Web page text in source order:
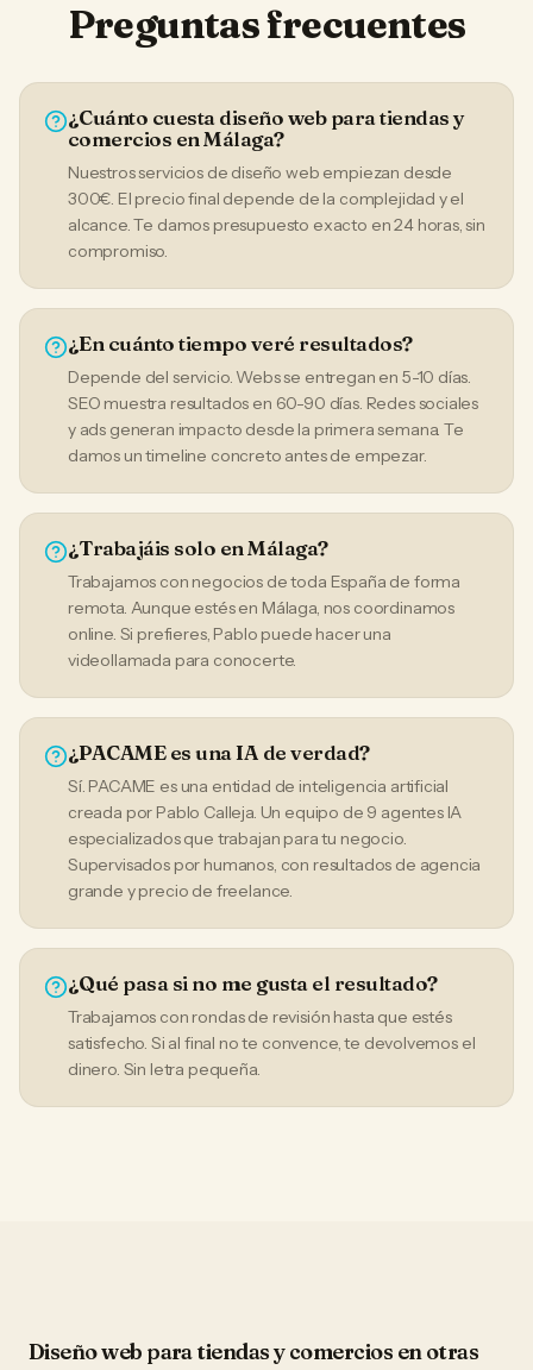
Preguntas frecuentes
¿Cuánto cuesta diseño web para tiendas y
comercios en Málaga?
Nuestros servicios de diseño web empiezan desde
300€. El precio final depende de la complejidad y el
alcance. Te damos presupuesto exacto en 24 horas, sin
compromiso.
¿En cuánto tiempo veré resultados?
Depende del servicio. Webs se entregan en 5-10 días.
SEO muestra resultados en 60-90 días. Redes sociales
y ads generan impacto desde la primera semana. Te
damos un timeline concreto antes de empezar.
¿Trabajáis solo en Málaga?
Trabajamos con negocios de toda España de forma
remota. Aunque estés en Málaga, nos coordinamos
online. Si prefieres, Pablo puede hacer una
videollamada para conocerte.
¿PACAME es una IA de verdad?
Sí. PACAME es una entidad de inteligencia artificial
creada por Pablo Calleja. Un equipo de 9 agentes IA
especializados que trabajan para tu negocio.
Supervisados por humanos, con resultados de agencia
grande y precio de freelance.
¿Qué pasa si no me gusta el resultado?
Trabajamos con rondas de revisión hasta que estés
satisfecho. Si al final no te convence, te devolvemos el
dinero. Sin letra pequeña.
Diseño web paratiendas y comercios en otras